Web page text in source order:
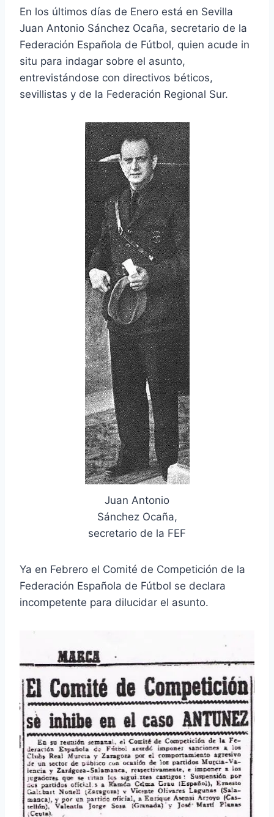
En los últimos días de Enero está en Sevilla
Juan Antonio Sánchez Ocaña, secretario de la
Federación Española de Fútbol, quien acude in
situ para indagar sobre el asunto,
entrevistándose con directivos béticos,
sevillistas y de la Federación Regional Sur.
Juan Antonio
Sánchez Ocaña,
secretario de la FEF
Ya en Febrero el Comité de Competición de la
Federación Española de Fútbol se declara
incompetente para dilucidar el asunto.